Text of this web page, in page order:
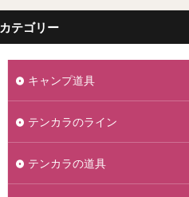
カテゴリー
キャンプ道具
テンカラのライン
テンカラの道具